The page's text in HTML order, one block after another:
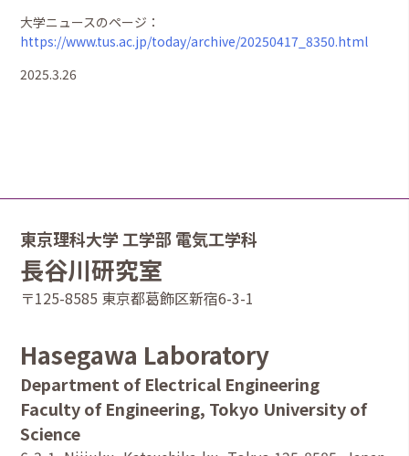
大学ニュースのページ：
https://www.tus.ac.jp/today/archive/20250417_8350.html
2025.3.26
東京理科大学 工学部 電気工学科
長谷川研究室
〒125-8585 東京都葛飾区新宿6-3-1
Hasegawa Laboratory
Department of Electrical Engineering
Faculty of Engineering, Tokyo University of
Science